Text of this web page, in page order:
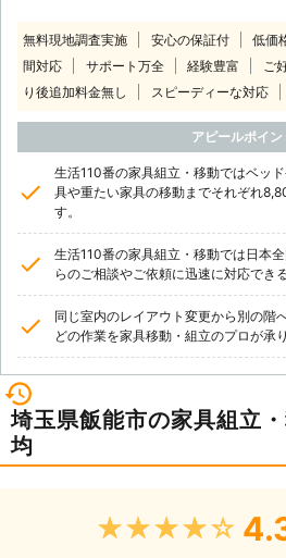
無料現地調査実施 安心の保証付 低価
間対応
サポート万全 経験豊富 ご
り後追加料金無し
スピーディーな対応
アピールポイン
生活110番の家具組立・移動ではベッ
具や重たい家具の移動までそれぞれ
す。
生活110番の家具組立・移動では日本
らのご相談やご依頼に迅速に対応でき
同じ室内のレイアウト変更から別の階
どの作業を家具移動・組立のプロが承り
埼玉県飯能市の家具組立
均
★★★★★